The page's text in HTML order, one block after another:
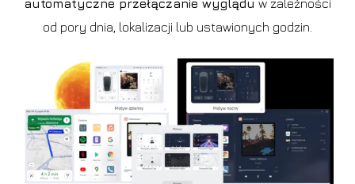
automatyczne przełączanie wyglądu w zależności
od pory dnia, lokalizacji lub ustawionych godzin.